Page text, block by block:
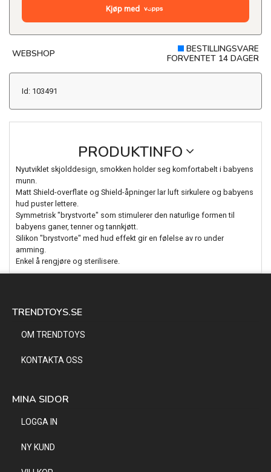
Kjøp med
WEBSHOP
BESTILLINGSVARE
FORVENTET 14 DAGER
Id: 103491
PRODUKTINFO
Nyutviklet skjolddesign, smokken holder seg komfortabelt i babyens
munn.
Matt Shield-overflate og Shield-åpninger lar luft sirkulere og babyens
hud puster lettere.
Symmetrisk "brystvorte" som stimulerer den naturlige formen til
babyens ganer, tenner og tannkjøtt.
Silikon "brystvorte" med hud effekt gir en følelse av ro under
amming.
Enkel å rengjøre og sterilisere.
TRENDTOYS.SE
OM TRENDTOYS
KONTAKTA OSS
MINA SIDOR
LOGGA IN
NY KUND